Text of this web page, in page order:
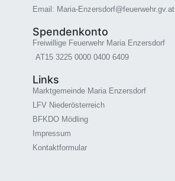
Email: Maria-Enzersdorf@feuerwehr.gv.at
Spendenkonto
Freiwillige Feuerwehr Maria Enzersdorf
AT15 3225 0000 0400 6409
Links
Marktgemeinde Maria Enzersdorf
LFV Niederösterreich
BFKDO Mödling
Impressum
Kontaktformular